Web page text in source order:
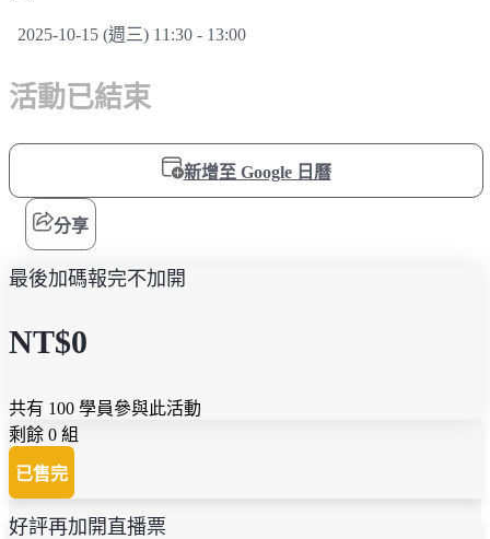
2025-10-15 (週三) 11:30 - 13:00
活動已結束
新增至 Google 日曆
分享
最後加碼報完不加開
NT$0
共有 100 學員參與此活動
剩餘 0 組
已售完
好評再加開直播票